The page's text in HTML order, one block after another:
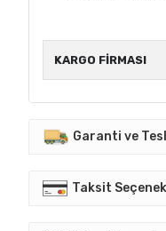
KARGO FİRMASI
Garanti ve
Taksit